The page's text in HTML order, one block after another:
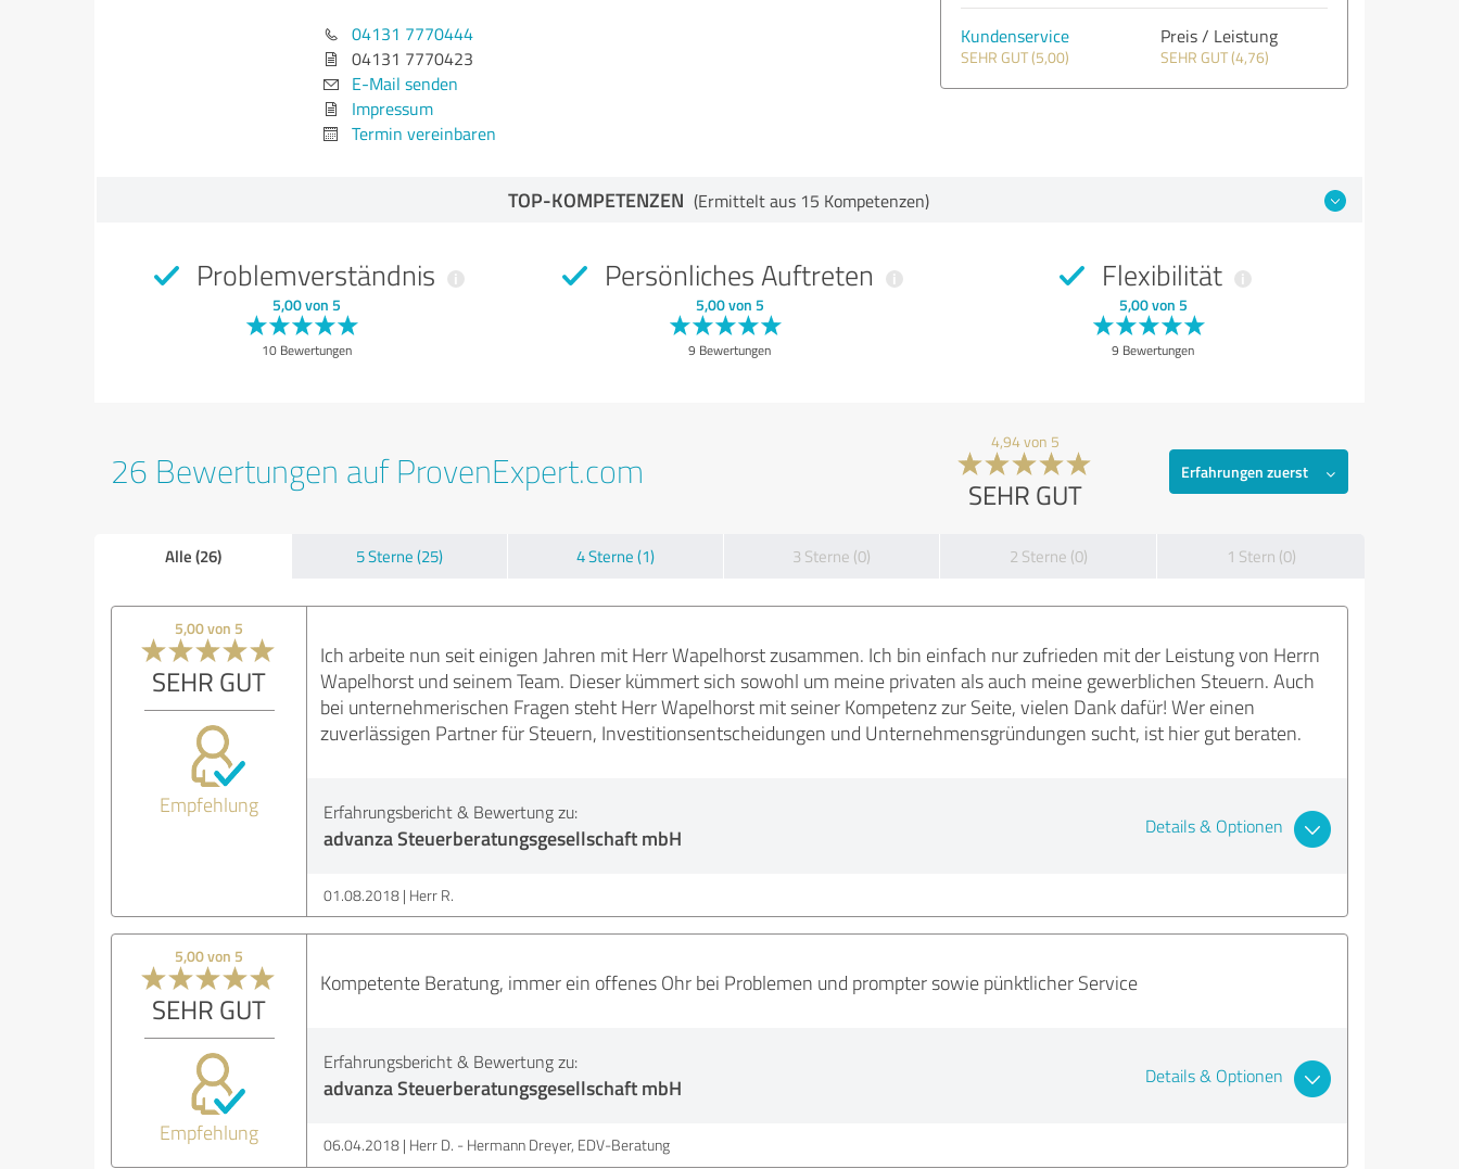
04131 7770444
04131 7770423
E-Mail senden
Impressum
Termin vereinbaren
Kundenservice
SEHR GUT (5,00)
Preis / Leistung
SEHR GUT (4,76)
TOP-KOMPETENZEN (Ermittelt aus 15 Kompetenzen)
Problemverständnis
5,00 von 5
10 Bewertungen
Persönliches Auftreten
5,00 von 5
9 Bewertungen
Flexibilität
5,00 von 5
9 Bewertungen
26 Bewertungen auf ProvenExpert.com
4,94 von 5
SEHR GUT
Erfahrungen zuerst
Alle (26) 5 Sterne (25) 4 Sterne (1) 3 Sterne (0) 2 Sterne (0) 1 Stern (0)
5,00 von 5
SEHR GUT
Empfehlung
Ich arbeite nun seit einigen Jahren mit Herr Wapelhorst zusammen. Ich bin einfach nur zufrieden mit der Leistung von Herrn
Wapelhorst und seinem Team. Dieser kümmert sich sowohl um meine privaten als auch meine gewerblichen Steuern. Auch
bei unternehmerischen Fragen steht Herr Wapelhorst mit seiner Kompetenz zur Seite, vielen Dank dafür! Wer einen
zuverlässigen Partner für Steuern, Investitionsentscheidungen und Unternehmensgründungen sucht, ist hier gut beraten.
Erfahrungsbericht & Bewertung zu:
advanza Steuerberatungsgesellschaft mbH Details & Optionen
01.08.2018 Herr R.
5,00 von 5
SEHR GUT
Empfehlung
Kompetente Beratung, immer ein offenes Ohr bei Problemen und prompter sowie pünktlicher Service
Erfahrungsbericht & Bewertung zu:
advanza Steuerberatungsgesellschaft mbH Details & Optionen
06.04.2018 Herr D. - Hermann Dreyer, EDV-Beratung